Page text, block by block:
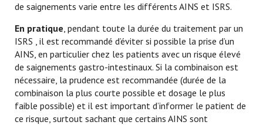
de saignements varie entre les différents AINS et ISRS.
En pratique, pendant toute la durée du traitement par un
ISRS , il est recommandé d’éviter si possible la prise d’un
AINS, en particulier chez les patients avec un risque élevé
de saignements gastro-intestinaux. Si la combinaison est
nécessaire, la prudence est recommandée (durée de la
combinaison la plus courte possible et dosage le plus
faible possible) et il est important d’informer le patient de
ce risque, surtout sachant que certains AINS sont